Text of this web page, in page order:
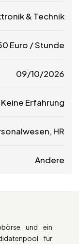
& Technik
Euro / Stunde
09/10/2026
Keine Erfahrung
HR
Andere
und ein
für